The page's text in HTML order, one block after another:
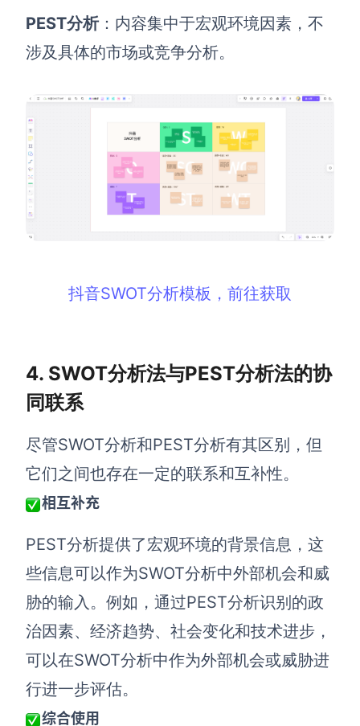
PEST分析：内容集中于宏观环境因素，不
涉及具体的市场或竞争分析。
抖音SWOT分析模板，前往获取
4. SWOT分析法与PEST分析法的协
同联系
尽管SWOT分析和PEST分析有其区别，但
它们之间也存在一定的联系和互补性。
相互补充
PEST分析提供了宏观环境的背景信息，这
些信息可以作为SWOT分析中外部机会和威
胁的输入。例如，通过PEST分析识别的政
治因素、经济趋势、社会变化和技术进步，
可以在SWOT分析中作为外部机会或威胁进
行进一步评估。
综合使用